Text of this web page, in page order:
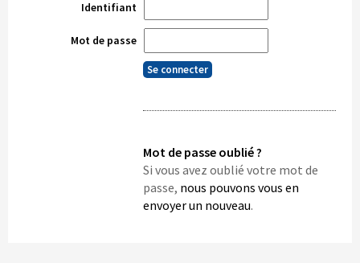
Identifiant
Mot de passe
Mot de passe oublié ?
Si vous avez oublié votre mot de
passe, nous pouvons vous en
envoyer un nouveau.